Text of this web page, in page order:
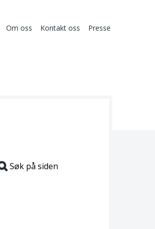
Om oss Kontakt oss Presse
Søk på siden